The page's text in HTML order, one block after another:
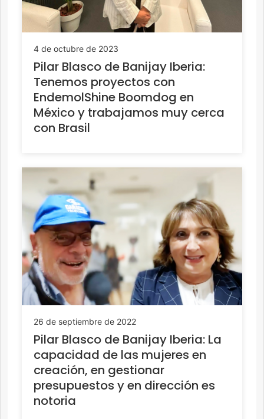
4 de octubre de 2023
Pilar Blasco de Banijay Iberia:
Tenemos proyectos con
EndemolShine Boomdog en
México y trabajamos muy cerca
con Brasil
26 de septiembre de 2022
Pilar Blasco de Banijay Iberia: La
capacidad de las mujeres en
creación, en gestionar
presupuestos y en dirección es
notoria